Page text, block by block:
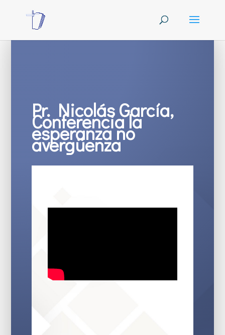
Pr. Nicolás García,
Conferencia la
esperanza no
avergüenza